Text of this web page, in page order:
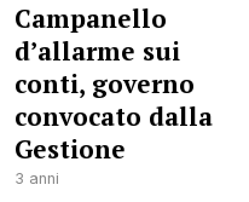
Campanello
d’allarme sui
conti, governo
convocato dalla
Gestione
3 anni